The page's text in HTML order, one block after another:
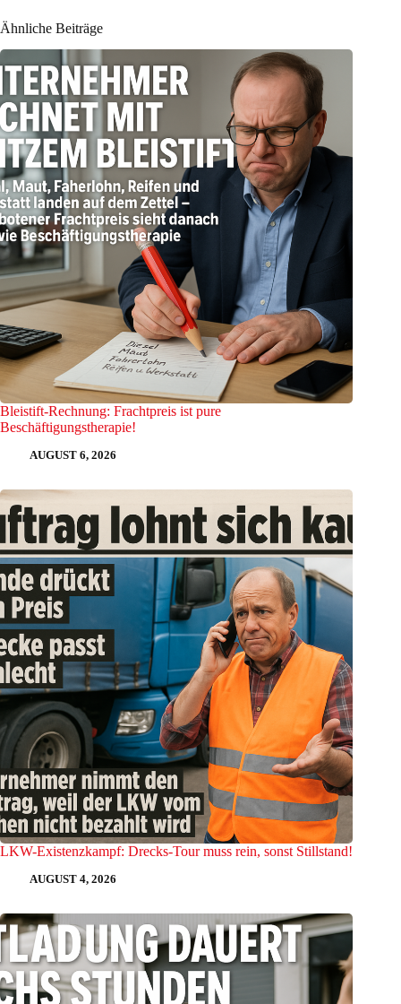
Ähnliche Beiträge
Bleistift-Rechnung: Frachtpreis ist pure
Beschäftigungstherapie!
AUGUST 6, 2026
LKW-Existenzkampf: Drecks-Tour muss rein, sonst Stillstand!
AUGUST 4, 2026